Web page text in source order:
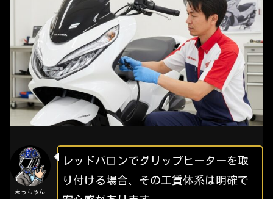
まっちゃん
レッドバロンでグリップヒーターを取
り付ける場合、その工賃体系は明確で